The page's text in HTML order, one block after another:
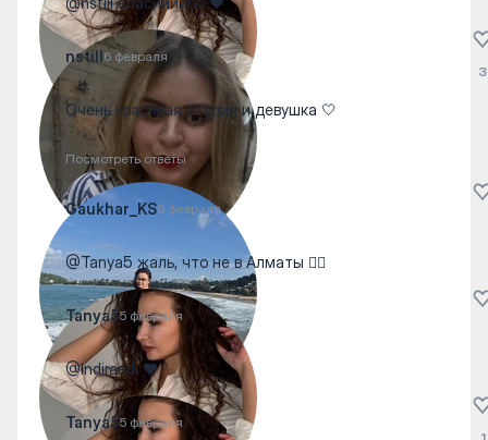
nstill6 февраля
Очень красивая студия и девушка 🤍
Посмотреть ответы
3
Gaukhar_KS6 февраля
@Tanya5 жаль, что не в Алматы 🤷‍♀️
Tanya55 февраля
@Indirandi ❤️
Tanya55 февраля